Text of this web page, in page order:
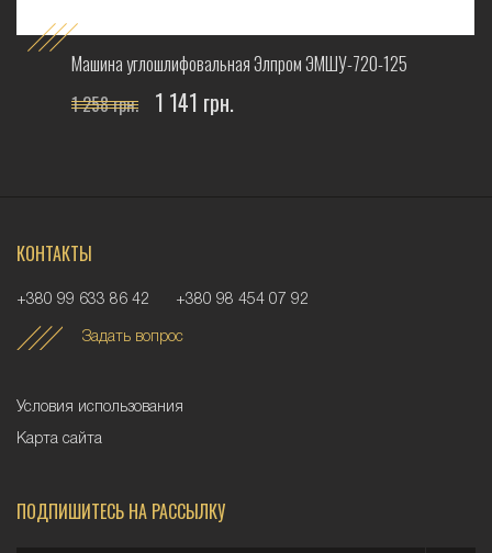
Машина углошлифовальная Элпром ЭМШУ-720-125
1 258 грн. 1 141 грн.
КОНТАКТЫ
+380 99 633 86 42 +380 98 454 07 92
Задать вопрос
Условия использования
Карта сайта
ПОДПИШИТЕСЬ НА РАССЫЛКУ